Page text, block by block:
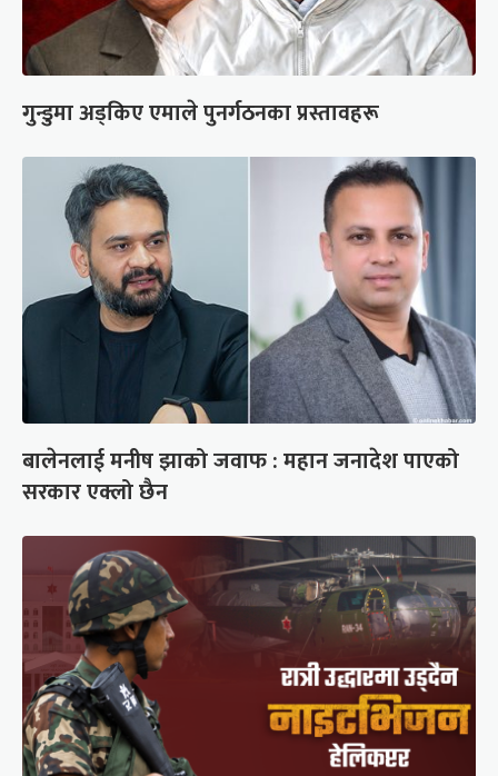
गुन्डुमा अड्किए एमाले पुनर्गठनका प्रस्तावहरू
बालेनलाई मनीष झाको जवाफ : महान जनादेश पाएको
सरकार एक्लो छैन